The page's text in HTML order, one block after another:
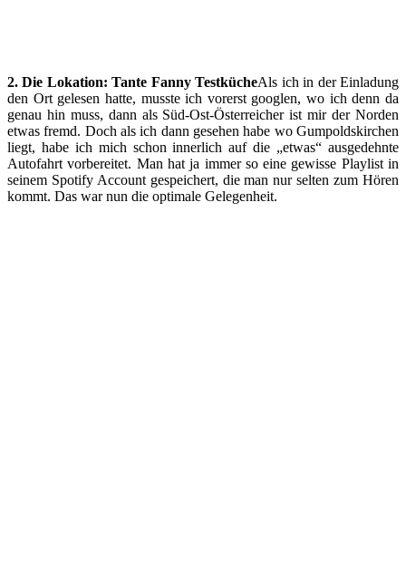
2. Die Lokation: Tante Fanny TestkücheAls ich in der Einladung
den Ort gelesen hatte, musste ich vorerst googlen, wo ich denn da
genau hin muss, dann als Süd-Ost-Österreicher ist mir der Norden
etwas fremd. Doch als ich dann gesehen habe wo Gumpoldskirchen
liegt, habe ich mich schon innerlich auf die „etwas“ ausgedehnte
Autofahrt vorbereitet. Man hat ja immer so eine gewisse Playlist in
seinem Spotify Account gespeichert, die man nur selten zum Hören
kommt. Das war nun die optimale Gelegenheit.